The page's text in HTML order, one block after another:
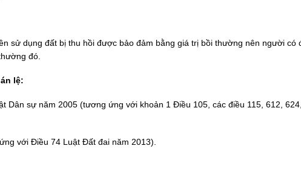
sử dụng đất bị thu hồi được bảo đảm bằng giá trị bồi thường nên người có
đó.
lệ:
Dân sự năm 2005 (tương ứng với khoản 1 Điều 105, các điều 115, 612,
với Điều 74 Luật Đất đai năm 2013).